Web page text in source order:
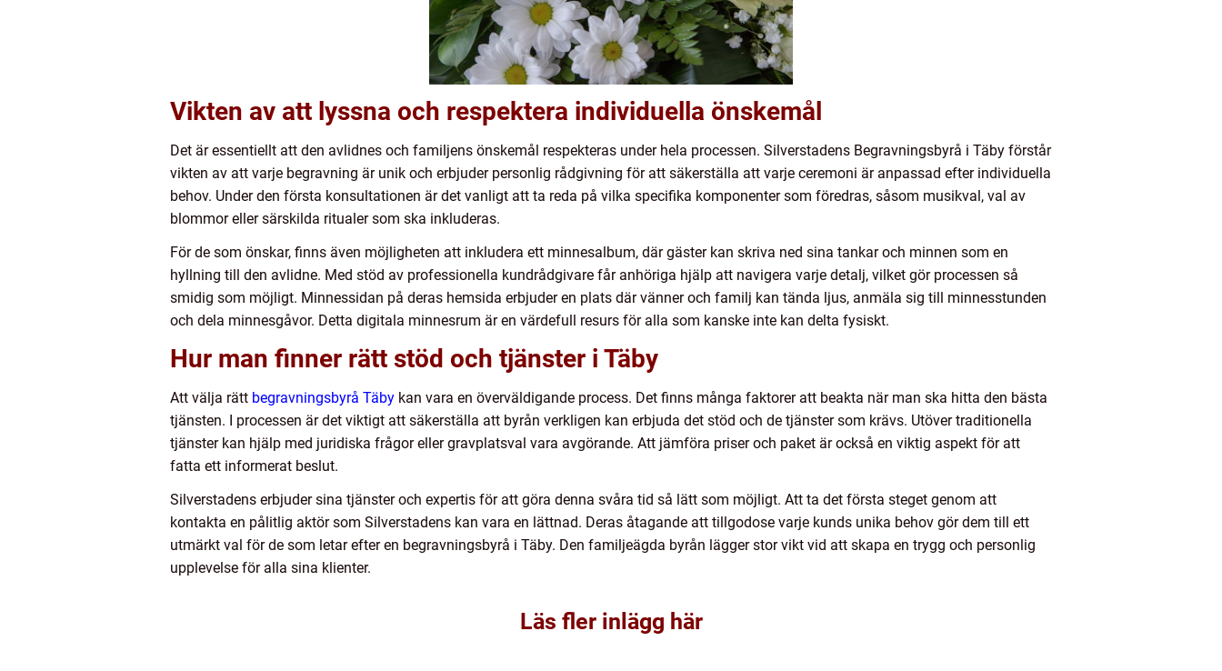
Vikten av att lyssna och respektera individuella önskemål
Det är essentiellt att den avlidnes och familjens önskemål respekteras under hela processen. Silverstadens Begravningsbyrå i Täby förstår
vikten av att varje begravning är unik och erbjuder personlig rådgivning för att säkerställa att varje ceremoni är anpassad efter individuella
behov. Under den första konsultationen är det vanligt att ta reda på vilka specifika komponenter som föredras, såsom musikval, val av
blommor eller särskilda ritualer som ska inkluderas.
För de som önskar, finns även möjligheten att inkludera ett minnesalbum, där gäster kan skriva ned sina tankar och minnen som en
hyllning till den avlidne. Med stöd av professionella kundrådgivare får anhöriga hjälp att navigera varje detalj, vilket gör processen så
smidig som möjligt. Minnessidan på deras hemsida erbjuder en plats där vänner och familj kan tända ljus, anmäla sig till minnesstunden
och dela minnesgåvor. Detta digitala minnesrum är en värdefull resurs för alla som kanske inte kan delta fysiskt.
Hur man finner rätt stöd och tjänster i Täby
Att välja rätt begravningsbyrå Täby kan vara en överväldigande process. Det finns många faktorer att beakta när man ska hitta den bästa
tjänsten. I processen är det viktigt att säkerställa att byrån verkligen kan erbjuda det stöd och de tjänster som krävs. Utöver traditionella
tjänster kan hjälp med juridiska frågor eller gravplatsval vara avgörande. Att jämföra priser och paket är också en viktig aspekt för att
fatta ett informerat beslut.
Silverstadens erbjuder sina tjänster och expertis för att göra denna svåra tid så lätt som möjligt. Att ta det första steget genom att
kontakta en pålitlig aktör som Silverstadens kan vara en lättnad. Deras åtagande att tillgodose varje kunds unika behov gör dem till ett
utmärkt val för de som letar efter en begravningsbyrå i Täby. Den familjeägda byrån lägger stor vikt vid att skapa en trygg och personlig
upplevelse för alla sina klienter.
Läs fler inlägg här